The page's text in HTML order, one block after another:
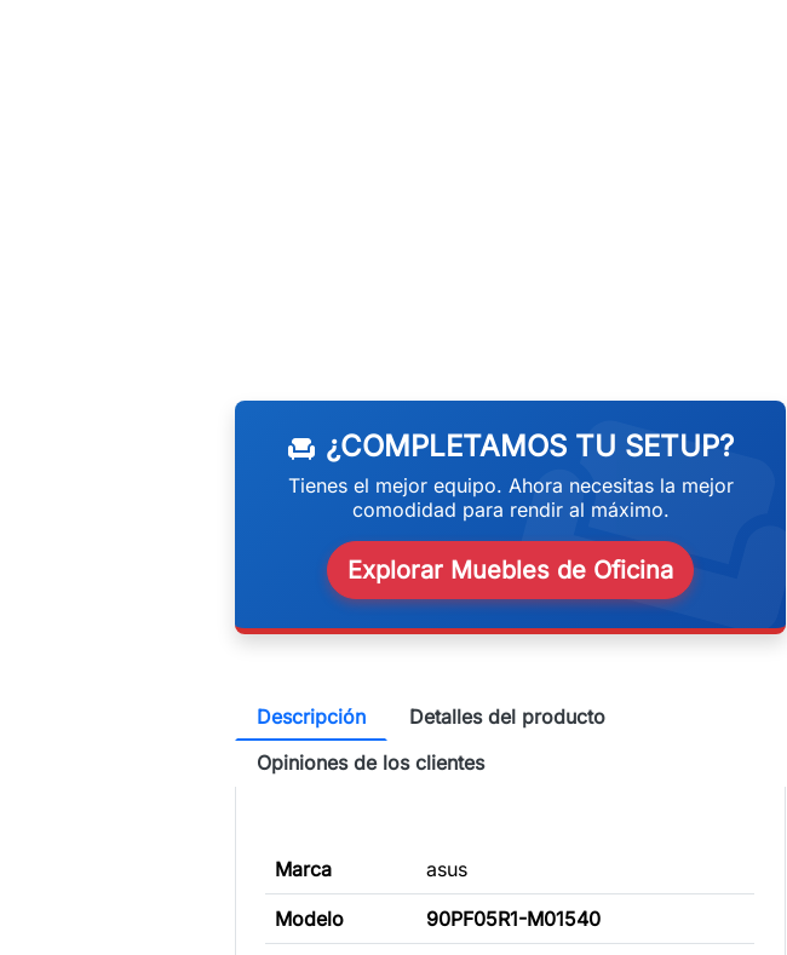
weekend
chair ¿COMPLETAMOS TU SETUP?
Tienes el mejor equipo. Ahora necesitas la mejor
comodidad para rendir al máximo.
Explorar Muebles de Oficina
Descripción
Detalles del producto
Opiniones de los clientes
Marca asus
Modelo 90PF05R1-M01540